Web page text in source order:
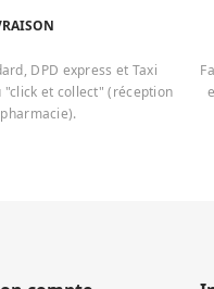
DPD express et Taxi
"click et collect" (réception